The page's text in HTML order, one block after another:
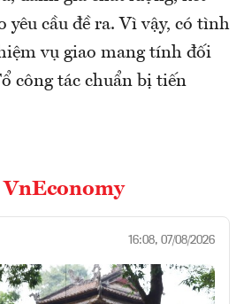
yêu cầu đề ra. Vì vậy, có tình
vụ giao mang tính đối
công tác chuẩn bị tiến
VnEconomy
16:08, 07/08/2026